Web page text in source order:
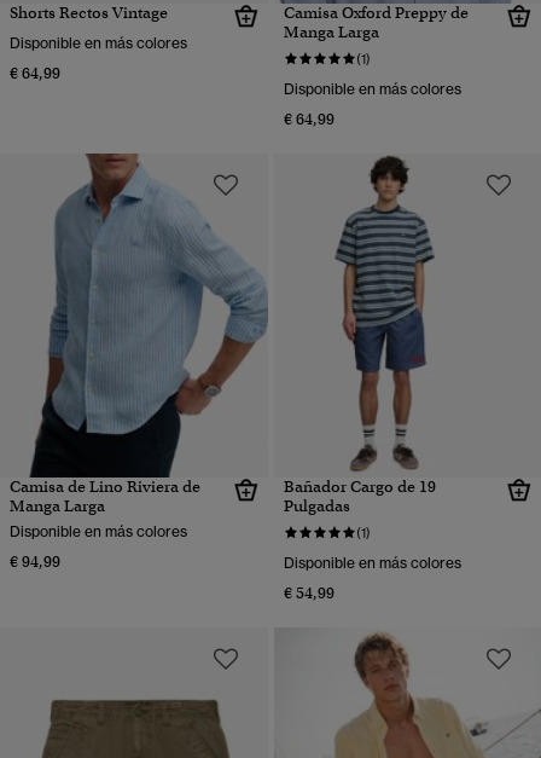
Shorts Rectos Vintage
Disponible en más colores
€ 64,99
Camisa Oxford Preppy de
Manga Larga
(1)
Disponible en más colores
€ 64,99
Camisa de Lino Riviera de
Manga Larga
Disponible en más colores
€ 94,99
Bañador Cargo de 19
Pulgadas
(1)
Disponible en más colores
€ 54,99